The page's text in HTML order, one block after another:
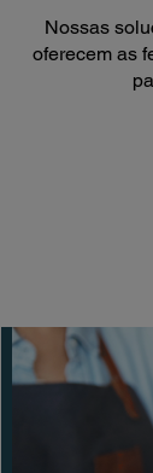
Nossas
oferecem as